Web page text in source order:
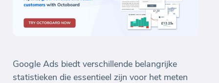
Google Ads biedt verschillende belangrijke
statistieken die essentieel zijn voor het meten